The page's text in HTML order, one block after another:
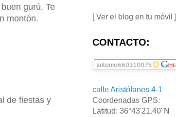
gurú. Te
montón.
de fiestas y
[ Ver el blog en tu móvil ]
CONTACTO:
calle Aristófanes 4-1
Coordenadas GPS:
Latitud: 36°43'21.40"N